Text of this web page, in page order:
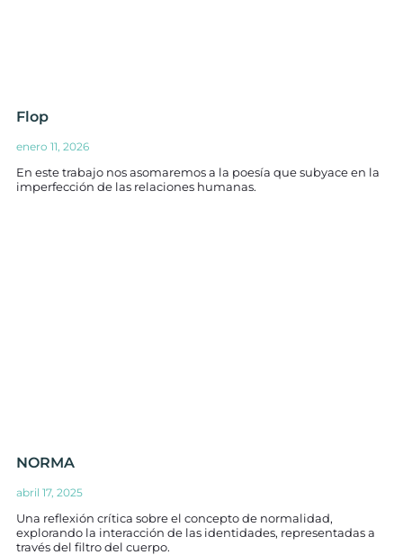
Flop
enero 11, 2026
En este trabajo nos asomaremos a la poesía que subyace en la
imperfección de las relaciones humanas.
NORMA
abril 17, 2025
Una reflexión crítica sobre el concepto de normalidad,
explorando la interacción de las identidades, representadas a
través del filtro del cuerpo.